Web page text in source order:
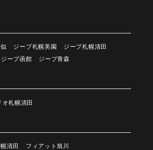
ジープ札幌美園
ジープ札幌清田
ジープ函館 ジープ青森
オ札幌清田
清田 フィアット旭川